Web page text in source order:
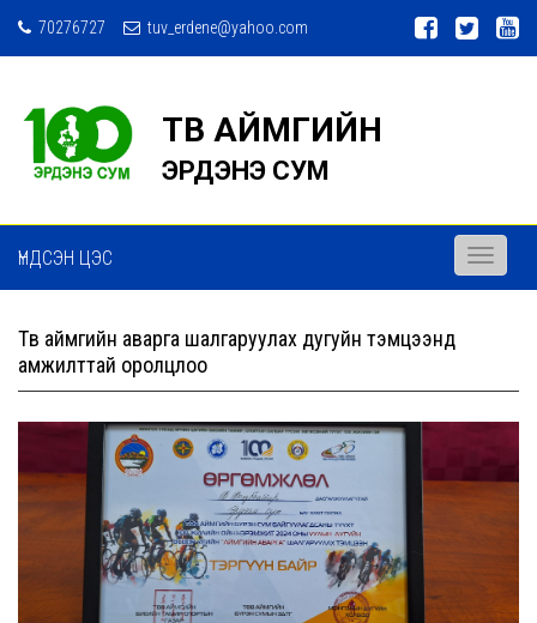
70276727 tuv_erdene@yahoo.com
ТӨВ АЙМГИЙН
ЭРДЭНЭ СУМ
ҮНДСЭН ЦЭС
Toggle
Төв аймгийн аварга шалгаруулах дугуйн тэмцээнд
амжилттай оролцлоо